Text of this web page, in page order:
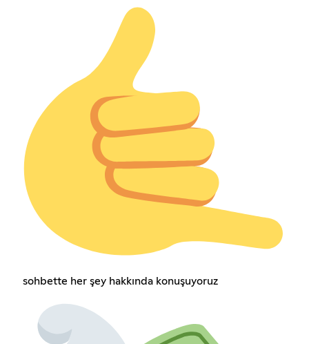
sohbette her şey hakkında konuşuyoruz